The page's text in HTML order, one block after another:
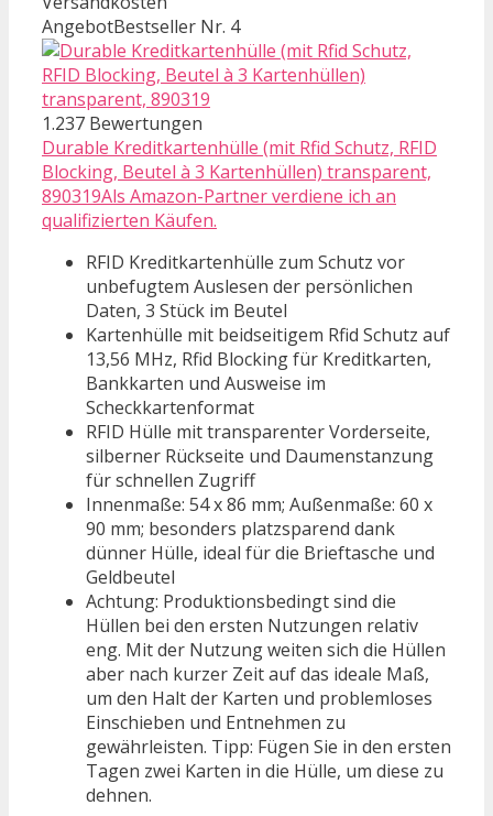
AngebotBestseller Nr. 4
1.237 Bewertungen
Durable Kreditkartenhülle (mit Rfid Schutz, RFID
Blocking, Beutel à 3 Kartenhüllen) transparent,
890319Als Amazon-Partner verdiene ich an
qualifizierten Käufen.
RFID Kreditkartenhülle zum Schutz vor
unbefugtem Auslesen der persönlichen
Daten, 3 Stück im Beutel
Kartenhülle mit beidseitigem Rfid Schutz auf
13,56 MHz, Rfid Blocking für Kreditkarten,
Bankkarten und Ausweise im
Scheckkartenformat
RFID Hülle mit transparenter Vorderseite,
silberner Rückseite und Daumenstanzung
für schnellen Zugriff
Innenmaße: 54 x 86 mm; Außenmaße: 60 x
90 mm; besonders platzsparend dank
dünner Hülle, ideal für die Brieftasche und
Geldbeutel
Achtung: Produktionsbedingt sind die
Hüllen bei den ersten Nutzungen relativ
eng. Mit der Nutzung weiten sich die Hüllen
aber nach kurzer Zeit auf das ideale Maß,
um den Halt der Karten und problemloses
Einschieben und Entnehmen zu
gewährleisten. Tipp: Fügen Sie in den ersten
Tagen zwei Karten in die Hülle, um diese zu
dehnen.